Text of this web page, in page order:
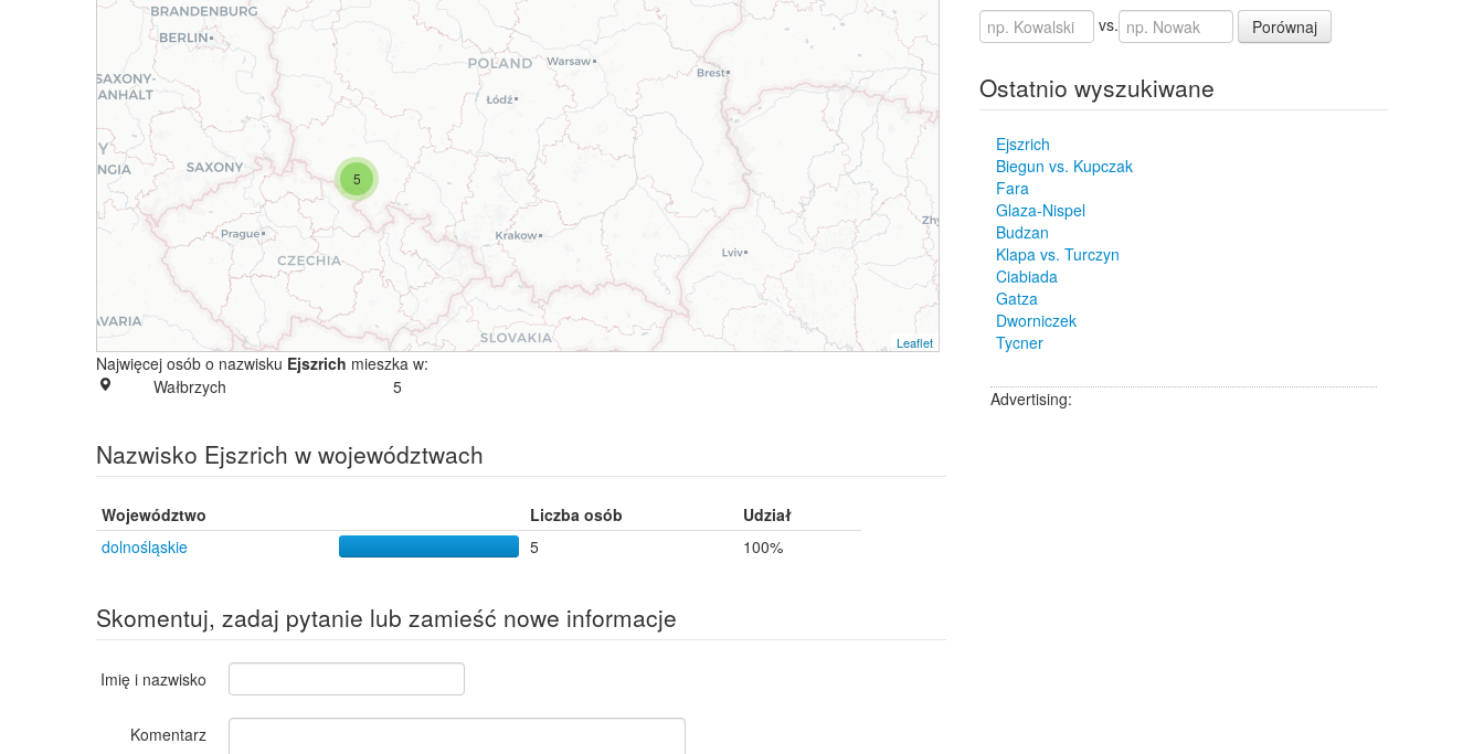
5
Leaflet
Najwięcej osób o nazwisku Ejszrich mieszka w:
Wałbrzych
5
Nazwisko Ejszrich w województwach
Województwo Liczba osób
Udział
dolnośląskie
5 100%
Skomentuj, zadaj pytanie lub zamieść nowe informacje
Imię i nazwisko
Komentarz
vs. Porównaj
Ostatnio wyszukiwane
Ejszrich
Biegun vs. Kupczak
Fara
Glaza-Nispel
Budzan
Klapa vs. Turczyn
Ciabiada
Gatza
Dworniczek
Tycner
Advertising: